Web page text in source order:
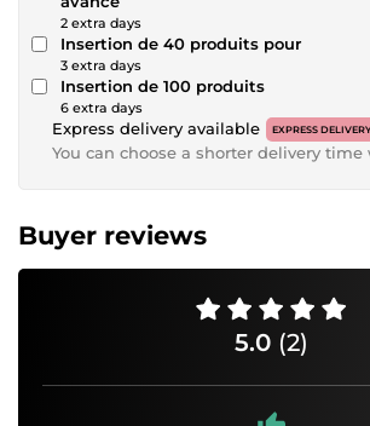
2 extra days
Insertion de 40 produits pour
3 extra days
Insertion de 100 produits
6 extra days
Express delivery available EXPRESS DELIVERY
You can choose a shorter delivery
Buyer reviews
5.0 (2)